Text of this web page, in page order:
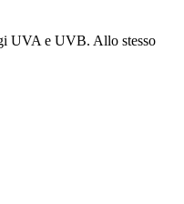
UVA e UVB. Allo stesso